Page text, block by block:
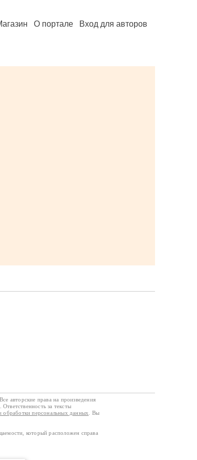
О портале Вход для авторов
Все авторские права на произведения
за тексты
обработки персональных данных
. Вы
который расположен справа